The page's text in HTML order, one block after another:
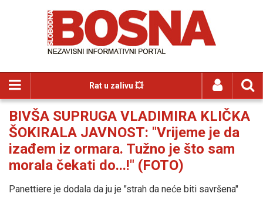
Rat u zalivu 💥
BIVŠA SUPRUGA VLADIMIRA KLIČKA
ŠOKIRALA JAVNOST: "Vrijeme je da
izađem iz ormara. Tužno je što sam
morala čekati do...!" (FOTO)
Panettiere je dodala da ju je "strah da neće biti savršena"